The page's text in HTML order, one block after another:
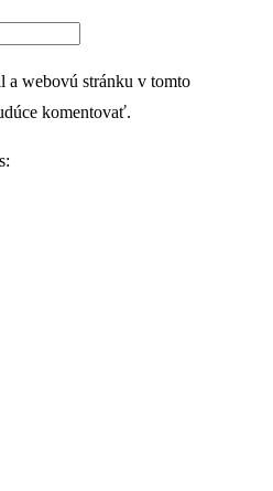
a webovú stránku v tomto
komentovať.